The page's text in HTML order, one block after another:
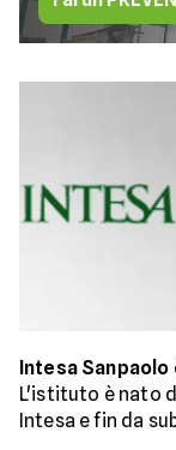
Intesa Sanpaolo
L'istituto è nato
Intesa e fin da